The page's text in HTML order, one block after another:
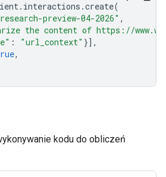
. interactions .create(
preview-04-2026" ,
the content of https://
: "url_context" }],
,
kodu do obliczeń